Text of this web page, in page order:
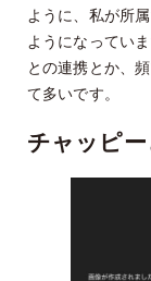
ように、私が所
ようになってい
との連携とか、
て多いです。
チャッピ